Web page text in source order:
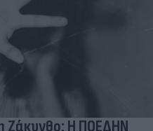
Ζάκυνθο: Η ΠΟΕΔΗΝ